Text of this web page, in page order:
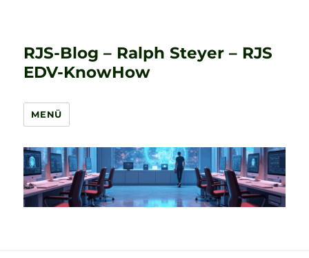
RJS-Blog – Ralph Steyer – RJS
EDV-KnowHow
MENÜ